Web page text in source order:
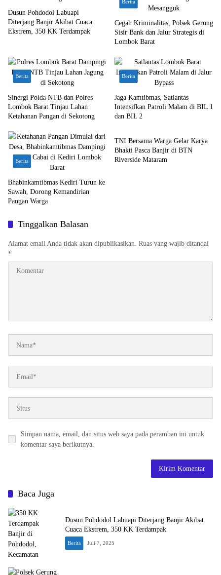
Dusun Pohdodol Labuapi
Diterjang Banjir Akibat Cuaca
Ekstrem, 350 KK Terdampak
Berita
Cegah Kriminalitas, Polsek Gerung
Sisir Bank dan Jalur Strategis di
Lombok Barat
Berita
Sinergi Polda NTB dan Polres
Lombok Barat Tinjau Lahan
Ketahanan Pangan di Sekotong
Berita
Jaga Kamtibmas, Satlantas
Intensifkan Patroli Malam di BIL 1
dan BIL 2
Berita
Bhabinkamtibmas Kediri Turun ke
Sawah, Dorong Kemandirian
Pangan Warga
Bali Nusra
TNI Bersama Warga Gelar Karya
Bhakti Pasca Banjir di BTN
Riverside Mataram
Tinggalkan Balasan
Alamat email Anda tidak akan dipublikasikan. Ruas yang wajib ditandai
*
Simpan nama, email, dan situs web saya pada peramban ini untuk
komentar saya berikutnya.
Baca Juga
Dusun Pohdodol Labuapi Diterjang Banjir Akibat
Cuaca Ekstrem, 350 KK Terdampak
Berita Juli 7, 2025